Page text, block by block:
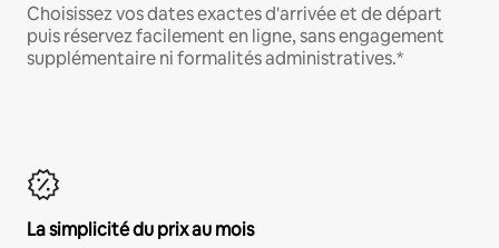
Choisissez vos dates exactes d'arrivée et de départ
puis réservez facilement en ligne, sans engagement
supplémentaire ni formalités administratives.*
La simplicité du prix au mois